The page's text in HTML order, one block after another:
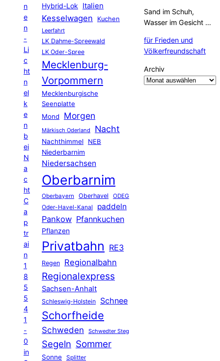
n
e
n
-
Li
c
ht
n
el
k
e
n
b
ei
N
a
c
ht
C
a
p
tr
ai
n
1
8
5
5
4
1
-
0
in
Hybrid-Lok Italien
Kesselwagen Kuchen
Leerfahrt
LK Dahme-Spreewald
LK Oder-Spree
Mecklenburg-
Vorpommern
Mecklenburgische
Seenplatte
Mond
Morgen
Märkisch Oderland Nacht
Nachthimmel
NEB
Niederbarnim
Niedersachsen
Oberbarnim
Oberbayern Oberhavel ODEG
Oder-Havel-Kanal paddeln
Pankow Pfannkuchen
Pflanzen
Privatbahn RE3
Regen Regionalbahn
Regionalexpress
Sachsen-Anhalt
Schleswig-Holstein Schnee
Schorfheide
Schweden Schwedter Steg
Segeln Sommer
Sonne Splitter
Sand im Schuh,
Wasser im Gesicht …
für Frieden und
Völkerfreundschaft
Archiv